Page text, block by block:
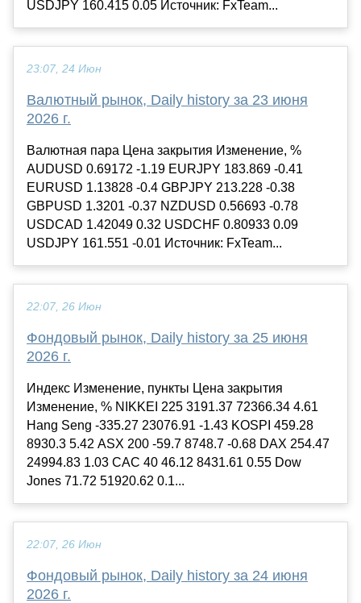
USDJPY 160.415 0.05 Источник: FxTeam...
23:07, 24 Июн
Валютный рынок, Daily history за 23 июня
2026 г.
Валютная пара Цена закрытия Изменение, %
AUDUSD 0.69172 -1.19 EURJPY 183.869 -0.41
EURUSD 1.13828 -0.4 GBPJPY 213.228 -0.38
GBPUSD 1.3201 -0.37 NZDUSD 0.56693 -0.78
USDCAD 1.42049 0.32 USDCHF 0.80933 0.09
USDJPY 161.551 -0.01 Источник: FxTeam...
22:07, 26 Июн
Фондовый рынок, Daily history за 25 июня
2026 г.
Индекс Изменение, пункты Цена закрытия
Изменение, % NIKKEI 225 3191.37 72366.34 4.61
Hang Seng -335.27 23076.91 -1.43 KOSPI 459.28
8930.3 5.42 ASX 200 -59.7 8748.7 -0.68 DAX 254.47
24994.83 1.03 CAC 40 46.12 8431.61 0.55 Dow
Jones 71.72 51920.62 0.1...
22:07, 26 Июн
Фондовый рынок, Daily history за 24 июня
2026 г.